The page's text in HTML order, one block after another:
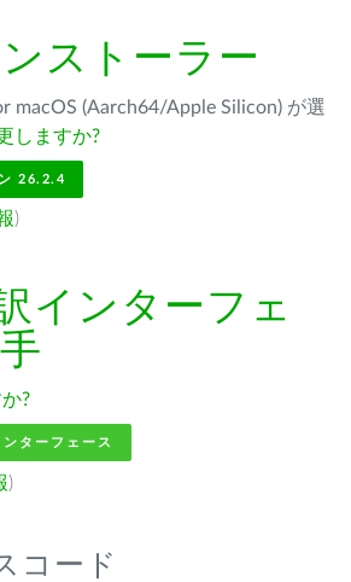
ストーラー
macOS (Aarch64/Apple Silicon) が選
しますか?
26.2.4
)
インターフェ
?
ターフェース
)
コード